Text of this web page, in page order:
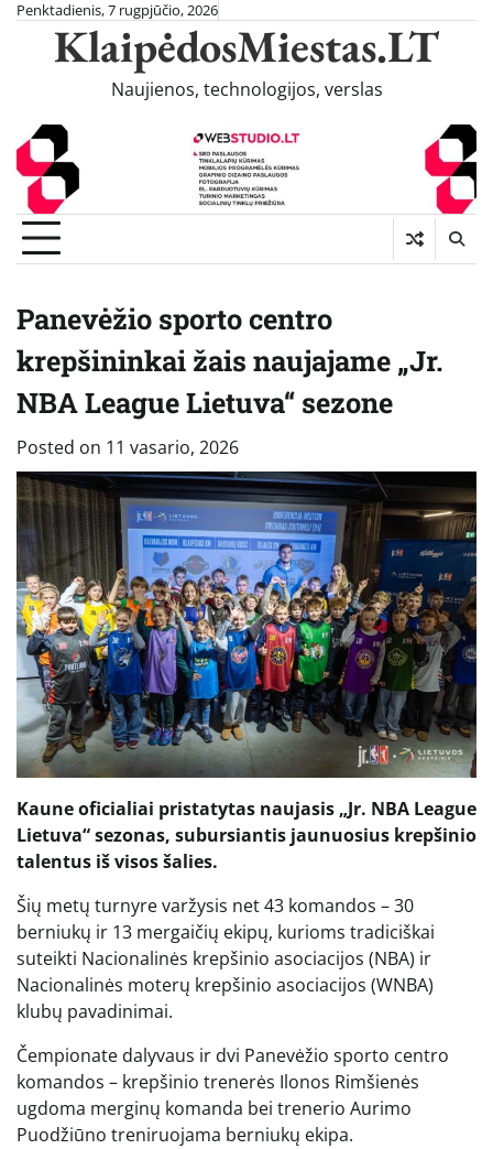
Skip
content
Penktadienis, 7 rugpjūčio, 2026
KlaipėdosMiestas.LT
Naujienos, technologijos, verslas
Panevėžio sporto centro
krepšininkai žais naujajame „Jr.
NBA League Lietuva“ sezone
Posted on 11 vasario, 2026
Kaune oficialiai pristatytas naujasis „Jr. NBA League
Lietuva“ sezonas, subursiantis jaunuosius krepšinio
talentus iš visos šalies.
Šių metų turnyre varžysis net 43 komandos – 30
berniukų ir 13 mergaičių ekipų, kurioms tradiciškai
suteikti Nacionalinės krepšinio asociacijos (NBA) ir
Nacionalinės moterų krepšinio asociacijos (WNBA)
klubų pavadinimai.
Čempionate dalyvaus ir dvi Panevėžio sporto centro
komandos – krepšinio trenerės Ilonos Rimšienės
ugdoma merginų komanda bei trenerio Aurimo
Puodžiūno treniruojama berniukų ekipa.